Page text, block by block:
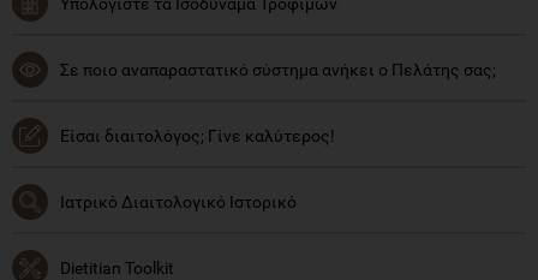
Υπολογίστε τα Ισοδύναμα Τροφίμων
Σε ποιο αναπαραστατικό σύστημα ανήκει ο Πελάτης σας;
Είσαι διαιτολόγος; Γίνε καλύτερος!
Ιατρικό Διαιτολογικό Ιστορικό
Dietitian Toolkit